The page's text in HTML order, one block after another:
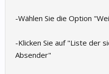
-Wählen Sie die Option
-Klicken Sie auf "Liste der
Absender"